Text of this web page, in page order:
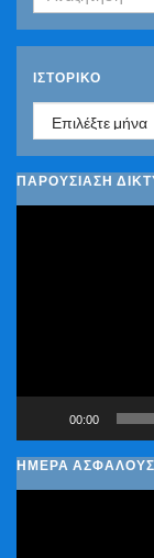
ΙΣΤΟΡΙΚΌ
Ιστορικό
ΠΑΡΟΥΣΙΑΣΗ
00:00
ΗΜΕΡΑ ΑΣΦΑΛΟΥΣ